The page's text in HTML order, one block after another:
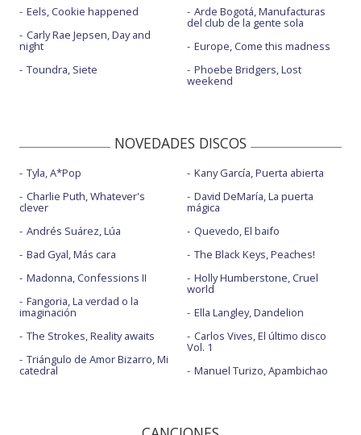
Eels, Cookie happened
Carly Rae Jepsen, Day and
night
Toundra, Siete
Arde Bogotá, Manufacturas
del club de la gente sola
Europe, Come this madness
Phoebe Bridgers, Lost
weekend
NOVEDADES DISCOS
Tyla, A*Pop
Charlie Puth, Whatever's
clever
Andrés Suárez, Lúa
Bad Gyal, Más cara
Madonna, Confessions II
Fangoria, La verdad o la
imaginación
The Strokes, Reality awaits
Triángulo de Amor Bizarro, Mi
catedral
Kany García, Puerta abierta
David DeMaría, La puerta
mágica
Quevedo, El baifo
The Black Keys, Peaches!
Holly Humberstone, Cruel
world
Ella Langley, Dandelion
Carlos Vives, El último disco
Vol. 1
Manuel Turizo, Apambichao